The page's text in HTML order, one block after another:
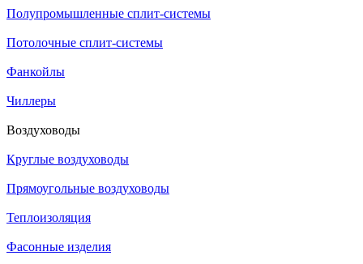
Полупромышленные сплит-системы
Потолочные сплит-системы
Фанкойлы
Чиллеры
Воздуховоды
Круглые воздуховоды
Прямоугольные воздуховоды
Теплоизоляция
Фасонные изделия